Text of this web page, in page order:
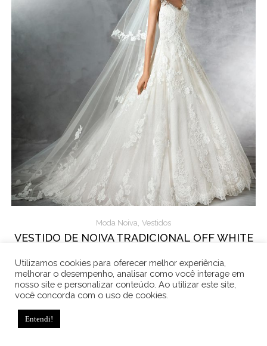
Moda Noiva, Vestidos
VESTIDO DE NOIVA TRADICIONAL OFF WHITE
Utilizamos cookies para oferecer melhor experiência,
melhorar o desempenho, analisar como você interage em
nosso site e personalizar conteúdo. Ao utilizar este site,
você concorda com o uso de cookies.
Entendi!